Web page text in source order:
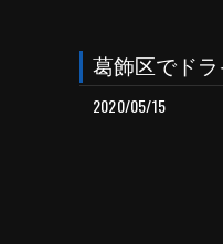
葛飾区でド
2020/05/15